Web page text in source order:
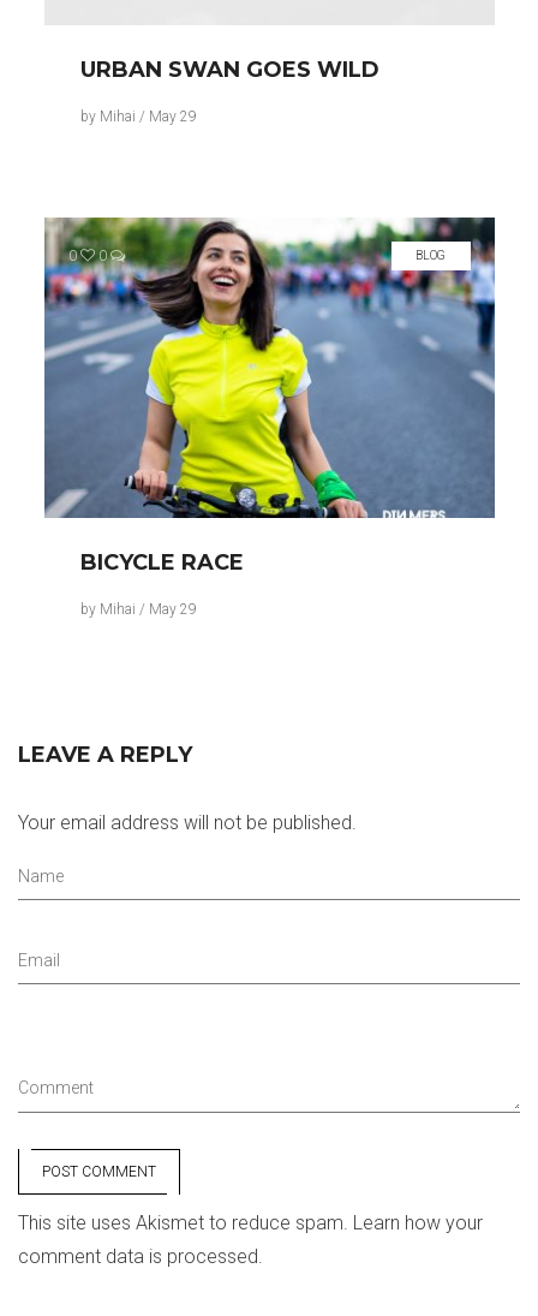
URBAN SWAN GOES WILD
by Mihai / May 29
0 0 BLOG
BICYCLE RACE
by Mihai / May 29
LEAVE A REPLY
Your email address will not be published.
Name
Email
Comment
POST COMMENT
This site uses Akismet to reduce spam. Learn how your
comment data is processed.